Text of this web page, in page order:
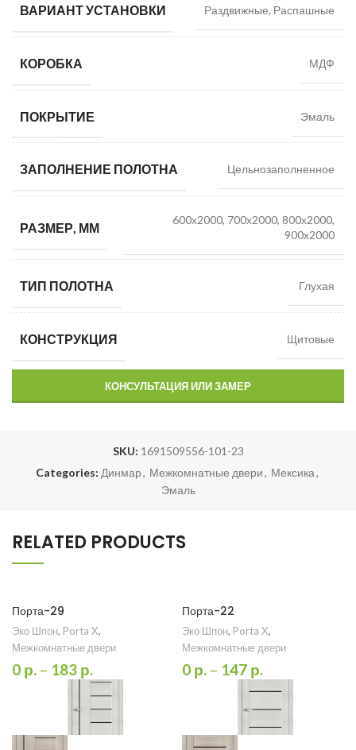
ВАРИАНТ УСТАНОВКИ Раздвижные, Распашные
КОРОБКА МДФ
ПОКРЫТИЕ Эмаль
ЗАПОЛНЕНИЕ ПОЛОТНА Цельнозаполненное
РАЗМЕР, ММ
600х2000, 700х2000, 800х2000,
900х2000
ТИП ПОЛОТНА Глухая
КОНСТРУКЦИЯ Щитовые
КОНСУЛЬТАЦИЯ ИЛИ ЗАМЕР
SKU: 1691509556-101-23
Categories: Динмар, Межкомнатные двери, Мексика,
Эмаль
RELATED PRODUCTS
Порта-29
Эко Шпон, Porta X,
Межкомнатные двери
0 р. – 183 р.
Порта-22
Эко Шпон, Porta X,
Межкомнатные двери
0 р. – 147 р.